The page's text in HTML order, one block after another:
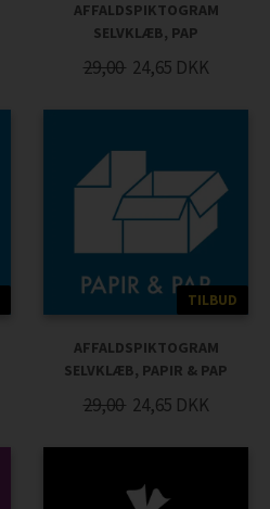
AFFALDSPIKTOGRAM
SELVKLÆB, PAP
29,00 24,65 DKK
TILBUD
AFFALDSPIKTOGRAM
SELVKLÆB, PAPIR & PAP
29,00 24,65 DKK